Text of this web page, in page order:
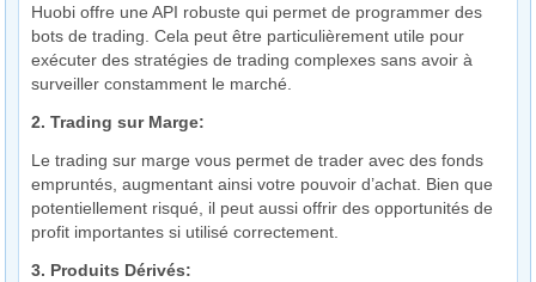
Huobi offre une API robuste qui permet de programmer des
bots de trading. Cela peut être particulièrement utile pour
exécuter des stratégies de trading complexes sans avoir à
surveiller constamment le marché.
2. Trading sur Marge:
Le trading sur marge vous permet de trader avec des fonds
empruntés, augmentant ainsi votre pouvoir d’achat. Bien que
potentiellement risqué, il peut aussi offrir des opportunités de
profit importantes si utilisé correctement.
3. Produits Dérivés: